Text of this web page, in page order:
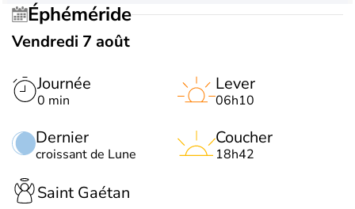
Éphéméride
Vendredi 7 août
Journée
0 min
Dernier
croissant de Lune
Lever
06h10
Coucher
18h42
Saint Gaétan